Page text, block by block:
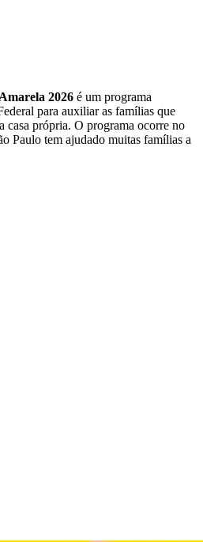
2026 é um programa
para auxiliar as famílias que
casa própria. O programa ocorre no
Paulo tem ajudado muitas famílias a